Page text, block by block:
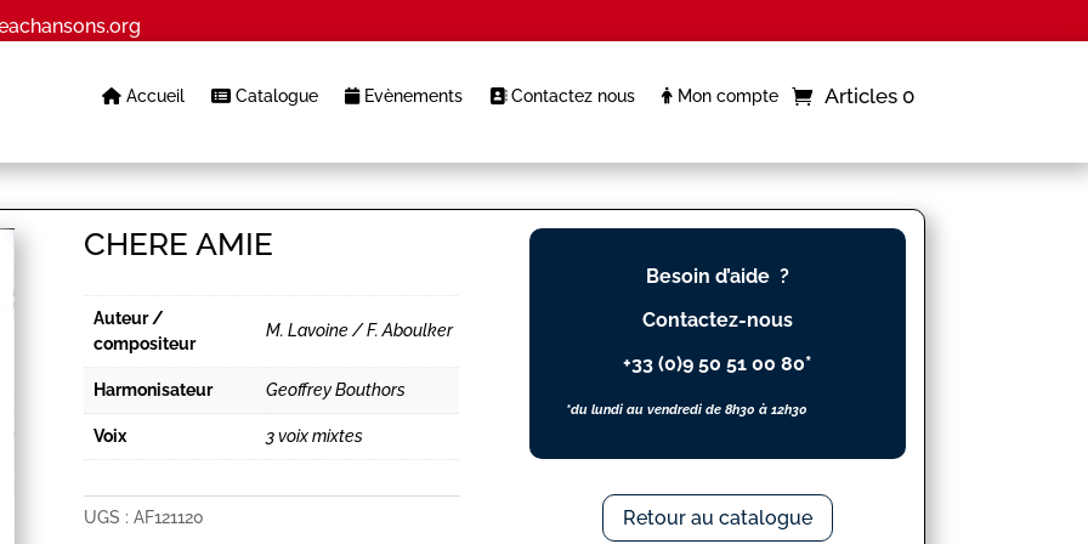
Accueil Catalogue Evènements Contactez nous Mon compte Articles 0
CHERE AMIE
Auteur /
compositeur
M. Lavoine / F. Aboulker
Harmonisateur Geoffrey Bouthors
Voix 3 voix mixtes
UGS :AF121120
Besoin d’aide ?
Contactez-nous
+33 (0)9 50 51 00 80*
*du lundi au vendredi de 8h30 à 12h30
Retour au catalogue